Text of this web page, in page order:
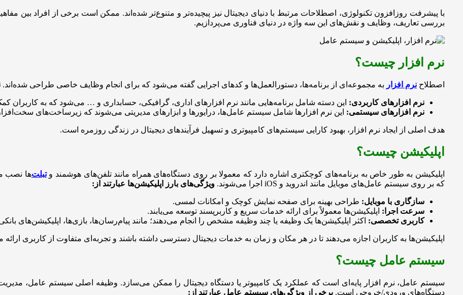
با پیشرفت روزافزون تکنولوژی، اصطلاحات مرتبط با دنیای دیجیتال نیز پیچیده‌تر و متنوع‌تر شده‌اند. ممکن است برخی از افراد بین
بررسی تعاریف، وظایف و نقش‌های این سه واژه در دنیای فناوری می‌پردازیم.
نرم افزار چیست؟
اصطلاح نرم افزار به مجموعه‌ای از برنامه‌ها، دستورالعمل‌ها و کدهای اجرایی گفته می‌شود که برای انجام وظایف خاصی طراحی شده‌اند.
نرم افزارهای کاربردی: این دسته شامل برنامه‌هایی مانند نرم افزارهای اداری، گرافیکی، حسابداری و … می‌شود که به کاربران
نرم افزارهای سیستمی: این نرم افزارها شامل سیستم عامل‌ها، درایورها و ابزارهای مدیریتی می‌شوند که زیرساخت‌های
هدف اصلی از ایجاد نرم افزار، بهبود کارایی سیستم‌های کامپیوتری و تسهیل فرآیندهای دیجیتال در زندگی روزمره است.
اپلیکیشن چیست؟
اپلیکیشن به طور خاص به برنامه‌های کوچکتری اشاره دارد که معمولا بر روی دستگاه‌های همراه مانند تلفن‌های هوشمند وتبلت‌ها نصب
که بر روی سیستم عامل‌های موبایل مانند اندروید و iOS اجرا می‌شوند.
ویژگی‌های بارز اپلیکیشن‌ها عبارتند از:
سازگاری با موبایل: طراحی بهینه برای صفحه نمایش کوچک و امکانات لمسی.
سرعت اجرا: اپلیکیشن‌ها معمولاً برای ارائه خدمات سریع و کاربرپسند توسعه می‌یابند.
کاربری تخصصی: اکثر اپلیکیشن‌ها یک وظیفه یا چند وظیفه مشخص را انجام می‌دهند؛ مانند پیام‌رسان‌ها، بازی‌ها، اپلیکیشن‌های
اپلیکیشن‌ها به کاربران اجازه می‌دهند تا در هر مکان و زمان به خدمات دیجیتال دسترسی داشته باشند و تجربه‌ای متفاوت از کاربری ارائه
سیستم عامل چیست؟
سیستم عامل، نرم افزار پایه‌ای است که عملکرد یک کامپیوتر یا دستگاه دیجیتال را ممکن می‌سازد. وظیفه اصلی سیستم عامل،
دستگاه‌های ورودی/خروجی است. برخی از ویژگی‌های سیستم عامل عبارتند از: